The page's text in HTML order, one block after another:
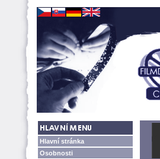
Hlavní stránka
Osobnosti